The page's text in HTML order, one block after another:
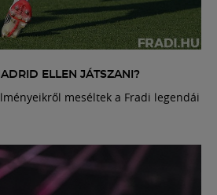
ELLEN JÁTSZANI?
meséltek a Fradi legendái